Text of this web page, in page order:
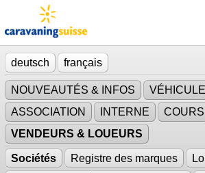
deutsch français
NOUVEAUTÉS & INFOS
ASSOCIATION
INTERNE
COURS
VENDEURS & LOUEURS
Sociétés Registre des marques